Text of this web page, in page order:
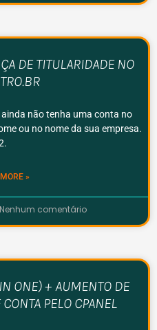
DE TITULARIDADE NO
não tenha uma conta no
ou no nome da sua empresa.
»
Nenhum comentário
ONE) + AUMENTO DE
PELO CPANEL